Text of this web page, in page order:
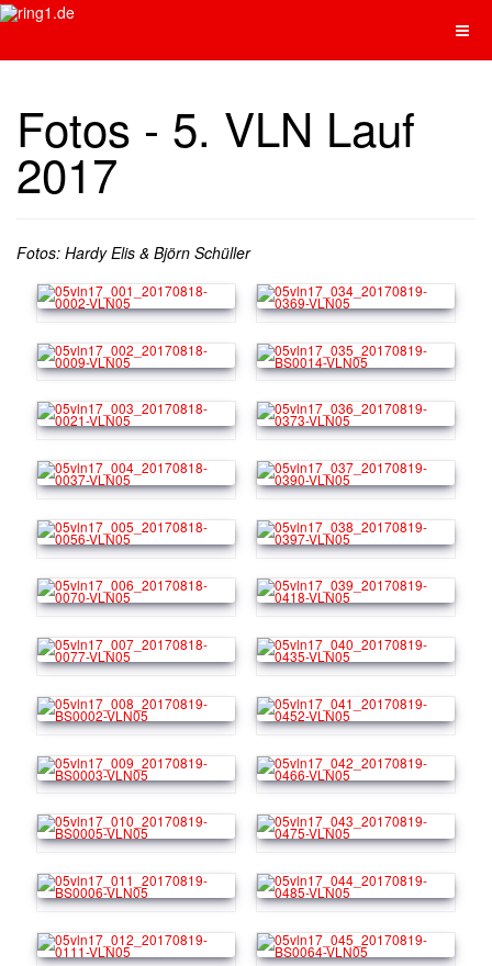
Fotos - 5. VLN Lauf
2017
Fotos: Hardy Elis & Björn Schüller